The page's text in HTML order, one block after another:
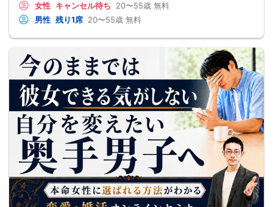
女性 キャンセル待ち 20〜55歳 無料
男性 残り1席 20〜55歳 無料